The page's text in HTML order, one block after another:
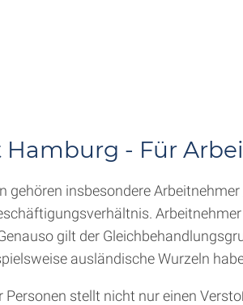
- Für
gehören insbesondere
gilt der
ausländische Wurzeln
stellt nicht nur einen